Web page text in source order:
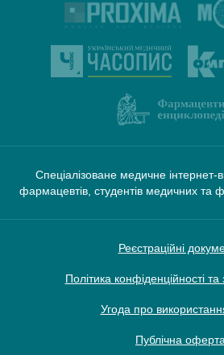
Спеціалізоване медичне інтернет-
фармацевтів, студентів медичних та
Реєстраційні
Політика конфіденційності
Угода про
Публічна оферта